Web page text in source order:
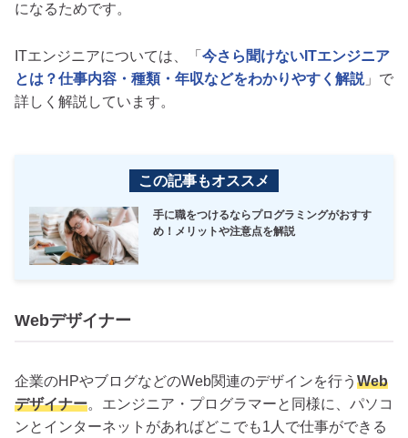
になるためです。
ITエンジニアについては、「 今さら聞けないITエンジニア
とは？仕事内容・種類・年収などをわかりやすく解説」で
詳しく解説しています。
この記事もオススメ
手に職をつけるならプログラミングがおすす
め！メリットや注意点を解説
Webデザイナー
企業のHPやブログなどのWeb関連のデザインを行う Web
デザイナー。エンジニア・プログラマーと同様に、パソコ
ンとインターネットがあればどこでも1人で仕事ができる